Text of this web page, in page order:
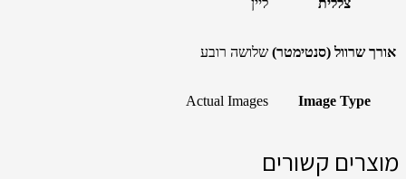
אורך שרוול (סנטימטר) שלושה רובע
Image Type
Actual Images
מוצרים קשורים